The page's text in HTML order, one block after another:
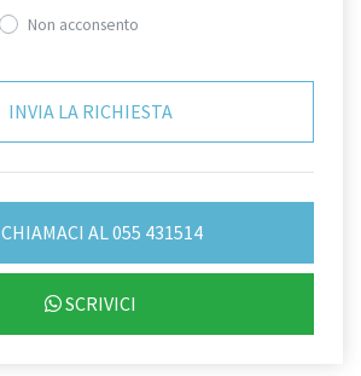
Non acconsento
CHIAMACI AL 055 431514
SCRIVICI